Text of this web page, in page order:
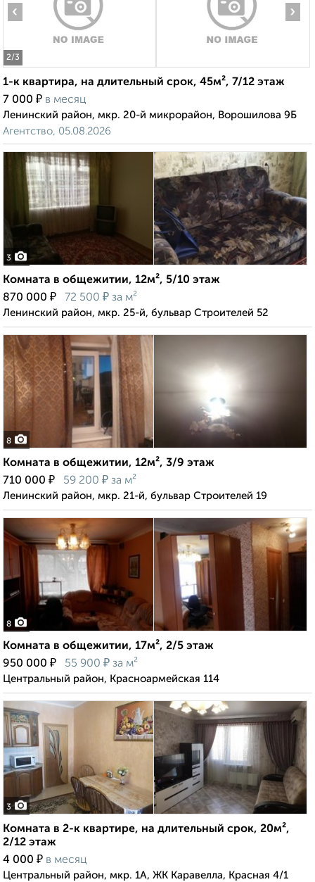
2/3
‹ ›
1-к квартира, на длительный срок, 45м², 7/12 этаж
7 000 ₽ в месяц
Ленинский район, мкр. 20-й микрорайон, Ворошилова 9Б
Агентство, 05.08.2026
3
Комната в общежитии, 12м², 5/10 этаж
870 000 ₽ 72 500 ₽ за м²
Ленинский район, мкр. 25-й, бульвар Строителей 52
8
Комната в общежитии, 12м², 3/9 этаж
710 000 ₽ 59 200 ₽ за м²
Ленинский район, мкр. 21-й, бульвар Строителей 19
8
Комната в общежитии, 17м², 2/5 этаж
950 000 ₽ 55 900 ₽ за м²
Центральный район, Красноармейская 114
3
Комната в 2-к квартире, на длительный срок, 20м²,
2/12 этаж
4 000 ₽ в месяц
Центральный район, мкр. 1А, ЖК Каравелла, Красная 4/1